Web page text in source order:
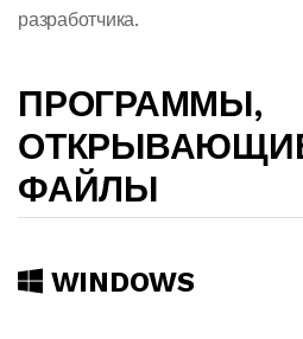
разработчика.
ПРОГРАММЫ,
ОТКРЫВАЮЩИЕ
ФАЙЛЫ
WINDOWS